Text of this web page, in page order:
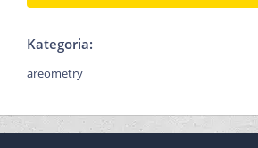
Kategoria:
areometry